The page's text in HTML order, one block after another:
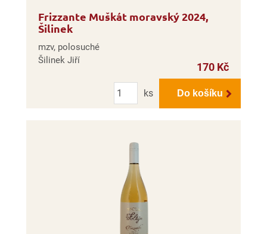
Frizzante Muškát moravský 2024,
Šilinek
mzv, polosuché
Šilinek Jiří
170 Kč
Počet
ks
Do košíku